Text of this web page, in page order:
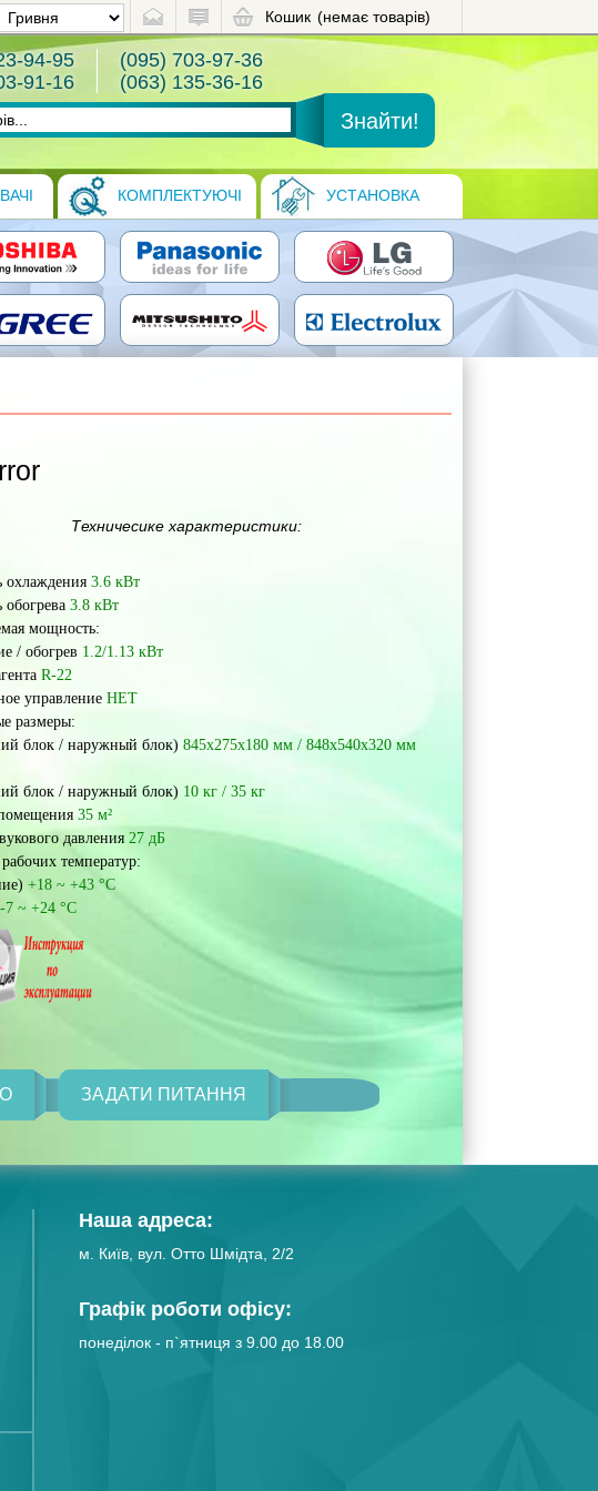
Кошик (немає товарів)
94-95
91-16
(095) 703-97-36
(063) 135-36-16
КОМПЛЕКТУЮЧІ УСТАНОВКА
Техничесике характеристики:
3.6 кВт
3.8 кВт
мощность:
/ обогрев 1.2/1.13 кВт
R-22
управление НЕТ
размеры:
блок / наружный блок) 845x275x180 мм / 848x540x320 мм
блок / наружный блок) 10 кг / 35 кг
35 м²
давления 27 дБ
температур:
+18 ~ +43 °С
-7 ~ +24 °С
ЗАДАТИ ПИТАННЯ
Наша адреса:
м. Київ, вул. Отто Шмідта, 2/2
Графік роботи офісу:
понеділок - п`ятниця з 9.00 до 18.00